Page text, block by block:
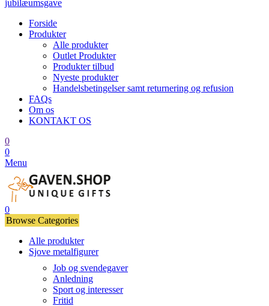
Forside
Produkter
Alle produkter
Outlet Produkter
Produkter tilbud
Nyeste produkter
Handelsbetingelser samt returnering og refusion
FAQs
Om os
KONTAKT OS
0
0
Menu
0
Browse Categories
Alle produkter
Sjove metalfigurer
Job og svendegaver
Anledning
Sport og interesser
Fritid